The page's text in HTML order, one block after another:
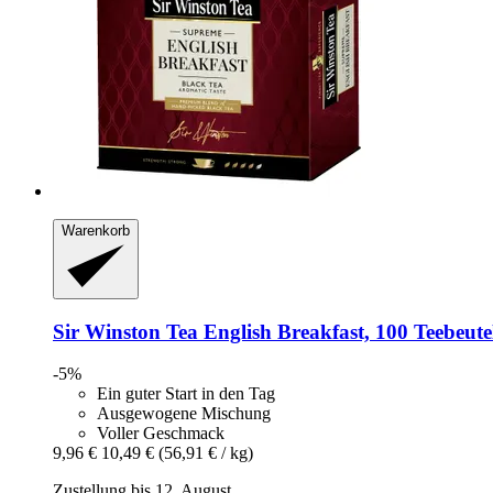
Warenkorb
Sir Winston Tea English Breakfast, 100
-5%
Ein guter Start in den Tag
Ausgewogene Mischung
Voller Geschmack
9,96 € 10,49 € (56,91 € / kg)